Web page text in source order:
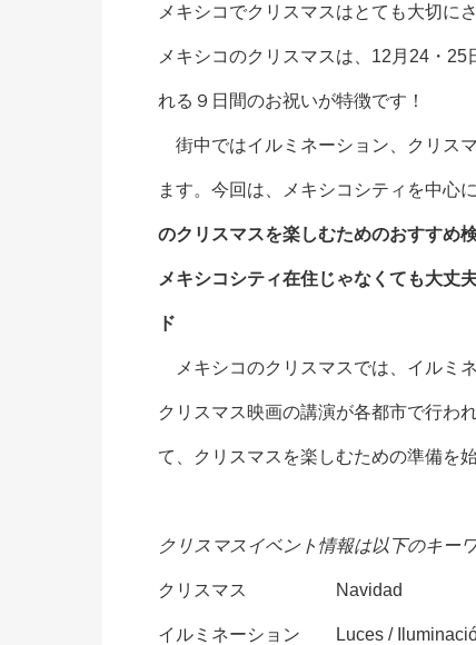
メキシコでクリスマスはとても大切に
メキシコのクリスマスは、12月24・
れる９日間のお祝いが特徴です！
街中ではイルミネーション、クリス
ます。今回は、メキシコシティを中心
のクリスマスを楽しむためのおすすめ
メキシコシティ在住じゃなくても大丈
ド
メキシコのクリスマスでは、イルミ
クリスマス映画の講演が各都市で行わ
て、クリスマスを楽しむための準備を
クリスマスイベント情報は以下のキー
クリスマス Navidad
イルミネーション Luces /